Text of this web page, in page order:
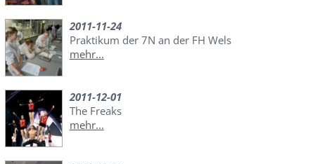
2011-11-24
Praktikum der 7N an der FH Wels
mehr...
2011-12-01
The Freaks
mehr...